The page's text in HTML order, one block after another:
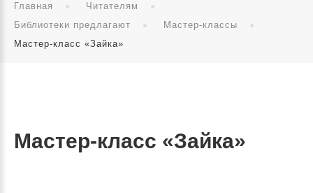
Главная
Читателям
Библиотеки предлагают
Мастер-классы
Мастер-класс «Зайка»
Мастер-класс «Зайка»